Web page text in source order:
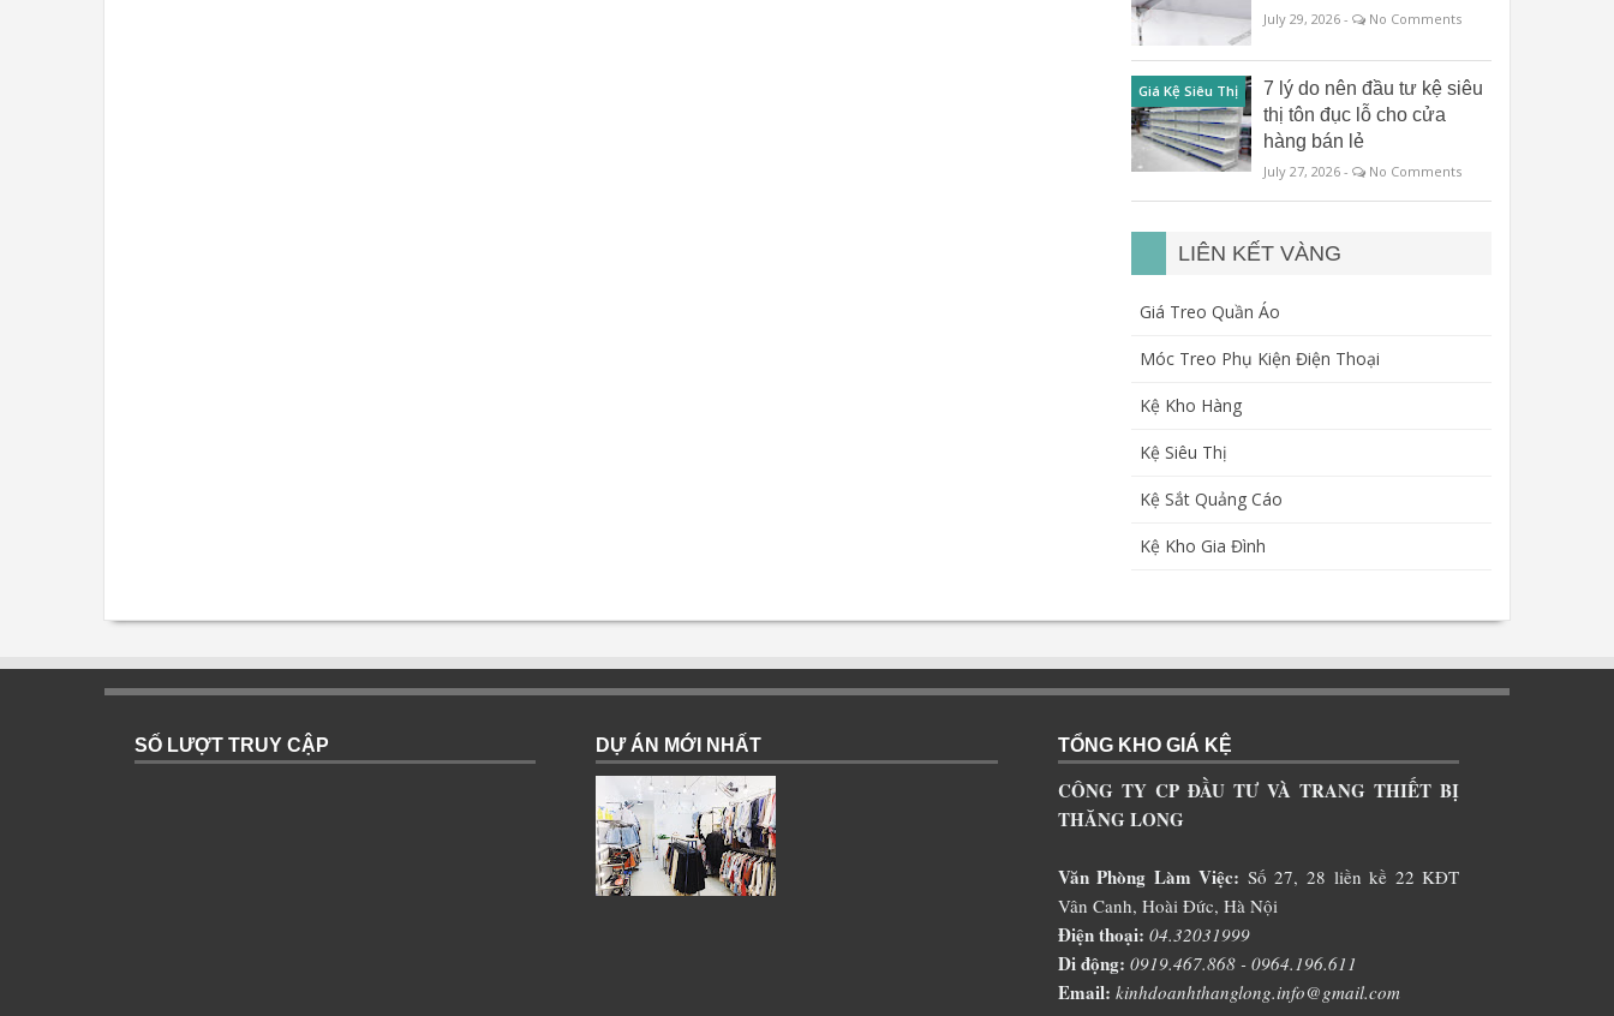
July 29, 2026 - No Comments
Giá Kệ Siêu Thị
7 lý do nên đầu tư kệ siêu
thị tôn đục lỗ cho cửa
hàng bán lẻ
July 27, 2026 - No Comments
LIÊN KẾT VÀNG
Giá Treo Quần Áo
Móc Treo Phụ Kiện Điện Thoại
Kệ Kho Hàng
Kệ Siêu Thị
Kệ Sắt Quảng Cáo
Kệ Kho Gia Đình
SỐ LƯỢT TRUY CẬP DỰ ÁN MỚI NHẤT TỔNG KHO GIÁ KỆ
CÔNG TY CP ĐẦU TƯ VÀ TRANG THIẾT BỊ
THĂNG LONG
Văn Phòng Làm Việc: Số 27, 28 liền kề 22 KĐT
Vân Canh, Hoài Đức, Hà Nội
Điện thoại: 04.32031999
Di động: 0919.467.868 - 0964.196.611
Email: kinhdoanhthanglong.info@gmail.com